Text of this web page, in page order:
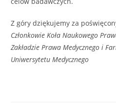
Z góry dziękujemy za
Członkowie Koła Naukowego
Zakładzie Prawa Medycznego i
Uniwersytetu Medycznego